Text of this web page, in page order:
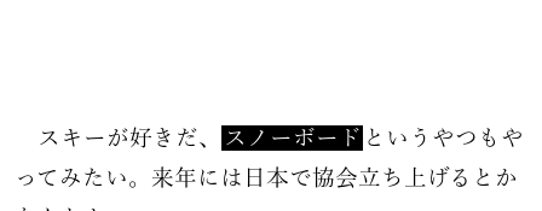
ナナチ BEFORE AFTER
スキーが好きだ、 スノーボード というやつもや
ってみたい。来年には日本で協会立ち上げるとか